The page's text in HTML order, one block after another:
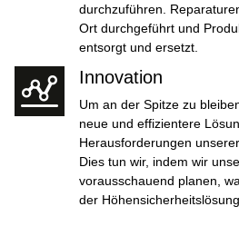
durchzuführen.
Ort durchgeführt und
entsorgt und ersetzt.
Innovation
Um an der Spitze zu
neue und effizientere
Herausforderungen
Dies tun wir, indem wir
vorausschauend planen,
der